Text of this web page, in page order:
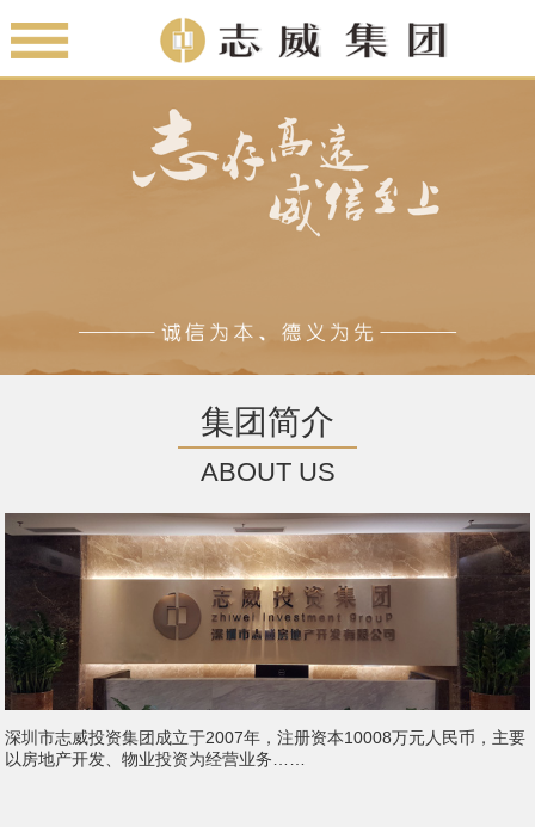
集团简介
ABOUT US
深圳市志威投资集团成立于2007年，注册资本10008万元人民币，主要
以房地产开发、物业投资为经营业务……